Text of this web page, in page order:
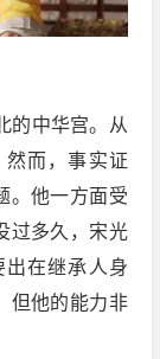
的中华宫。从
而，事实证
。他一方面受
过多久，宋光
在继承人身
但他的能力非